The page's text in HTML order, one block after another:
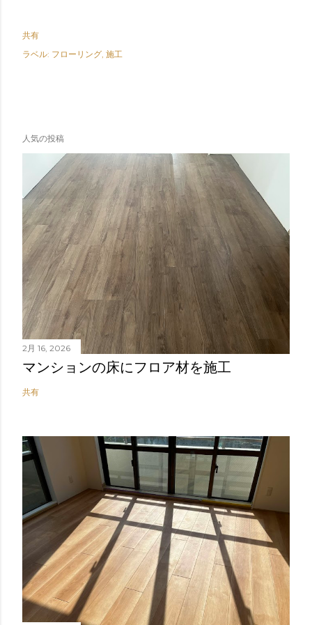
共有
ラベル: フローリング 施工
人気の投稿
2月 16, 2026
マンションの床にフロア材を施工
共有